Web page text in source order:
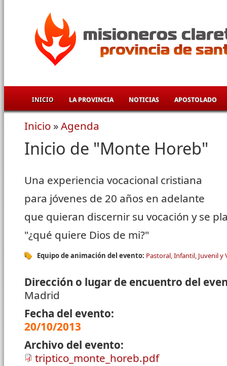
INICIO LA PROVINCIA NOTICIAS APOSTOLADO
Se encuentra usted aquí
Inicio »Agenda
Inicio de "Monte Horeb"
Una experiencia vocacional cristiana
para jóvenes de 20 años en adelante
que quieran discernir su vocación y se
"¿qué quiere Dios de mi?"
Equipo de animación del evento: Pastoral, Infantil, Juvenil y
Dirección o lugar de encuentro del
Madrid
Fecha del evento:
20/10/2013
Archivo del evento:
triptico_monte_horeb.pdf